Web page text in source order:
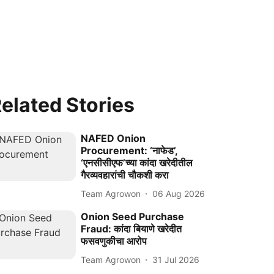
Stories
NAFED Onion
Procurement: ‘नाफेड’,
‘एनसीसीएफ’च्या कांदा खरेदीतील
गैरव्यवहारांची चौकशी करा
Team Agrowon 06 Aug 2026
Onion Seed Purchase
Fraud: कांदा बियाणे खरेदीत
फसवणुकीचा आरोप
Team Agrowon 31 Jul 2026